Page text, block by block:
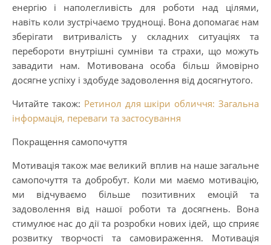
енергію і наполегливість для роботи над цілями,
навіть коли зустрічаємо труднощі. Вона допомагає нам
зберігати витривалість у складних ситуаціях та
перебороти внутрішні сумніви та страхи, що можуть
завадити нам. Мотивована особа більш ймовірно
досягне успіху і здобуде задоволення від досягнутого.
Читайте також: Ретинол для шкіри обличчя: Загальна
інформація, переваги та застосування
Покращення самопочуття
Мотивація також має великий вплив на наше загальне
самопочуття та добробут. Коли ми маємо мотивацію,
ми відчуваємо більше позитивних емоцій та
задоволення від нашої роботи та досягнень. Вона
стимулює нас до дії та розробки нових ідей, що сприяє
розвитку творчості та самовираження. Мотивація